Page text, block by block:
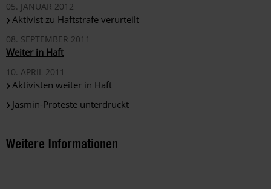
05. JANUAR 2012
Aktivist zu Haftstrafe verurteilt
08. SEPTEMBER 2011
Weiter in Haft
10. APRIL 2011
Aktivisten weiter in Haft
Jasmin-Proteste unterdrückt
Weitere Informationen